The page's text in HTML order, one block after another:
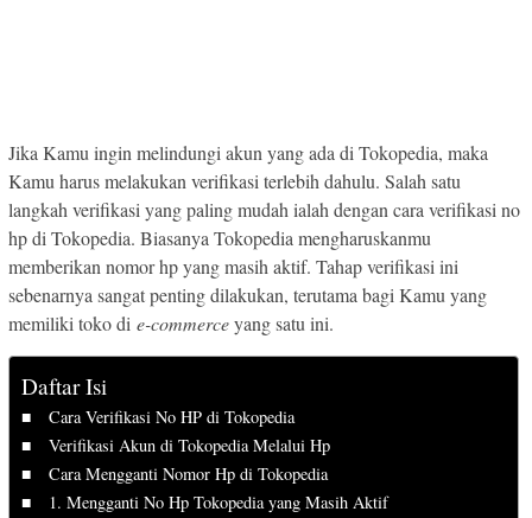
Jika Kamu ingin melindungi akun yang ada di Tokopedia, maka
Kamu harus melakukan verifikasi terlebih dahulu. Salah satu
langkah verifikasi yang paling mudah ialah dengan cara verifikasi no
hp di Tokopedia. Biasanya Tokopedia mengharuskanmu
memberikan nomor hp yang masih aktif. Tahap verifikasi ini
sebenarnya sangat penting dilakukan, terutama bagi Kamu yang
memiliki toko di e-commerceyang satu ini.
Daftar Isi
Cara Verifikasi No HP di Tokopedia
Verifikasi Akun di Tokopedia Melalui Hp
Cara Mengganti Nomor Hp di Tokopedia
1. Mengganti No Hp Tokopedia yang Masih Aktif